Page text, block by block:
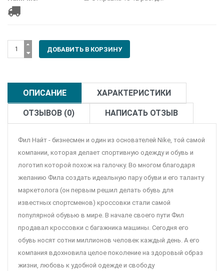
ОПИСАНИЕ ХАРАКТЕРИСТИКИ
ОТЗЫВОВ (0) НАПИСАТЬ ОТЗЫВ
Фил Найт - бизнесмен и один из основателей Nike, той самой
компании, которая делает спортивную одежду и обувь и
логотип которой похож на галочку. Во многом благодаря
желанию Фила создать идеальную пару обуви и его таланту
маркетолога (он первым решил делать обувь для
известных спортсменов) кроссовки стали самой
популярной обувью в мире. В начале своего пути Фил
продавал кроссовки с багажника машины. Сегодня его
обувь носят сотни миллионов человек каждый день. А его
компания вдохновила целое поколение на здоровый образ
жизни, любовь к удобной одежде и свободу